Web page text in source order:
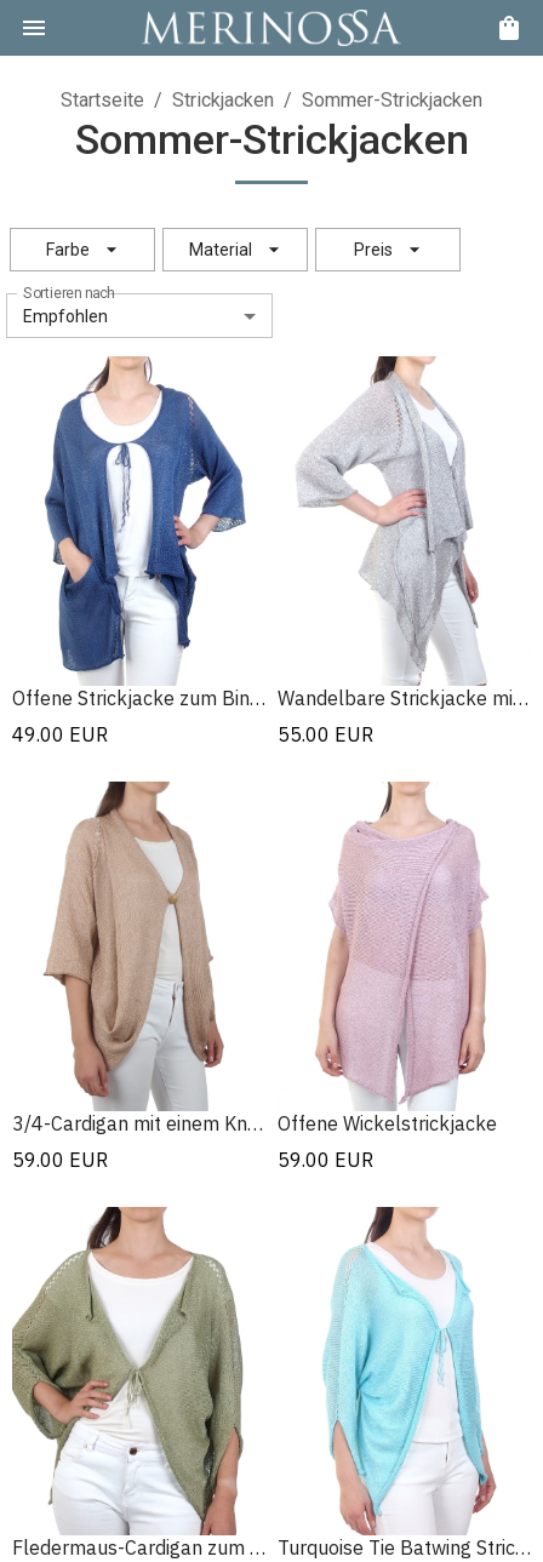
Startseite / Strickjacken / Sommer-Strickjacken
Sommer-Strickjacken
Farbe Material Preis
Sortieren nach
Empfohlen
Offene Strickjacke zum Binden
49.00 EUR
Wandelbare Strickjacke mit Blumenstickerei
55.00 EUR
3/4-Cardigan mit einem Knopf
59.00 EUR
Offene Wickelstrickjacke
59.00 EUR
Fledermaus-Cardigan zum Binden
Turquoise Tie Batwing Strickjacke